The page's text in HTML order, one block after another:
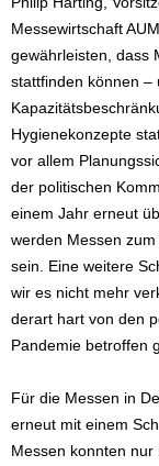
Messewirtschaft
gewährleisten, dass
stattfinden können –
Hygienekonzepte
vor allem
der politischen
einem Jahr erneut
werden Messen
sein. Eine weitere
wir es nicht mehr
derart hart von den
Pandemie betroffen
Für die Messen in
erneut mit einem
Messen konnten